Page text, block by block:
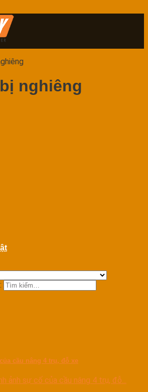
nghiêng
cầu nâng 4 trụ, đỗ xe
ảnh sự cố của cầu nâng 4 trụ, đỗ...